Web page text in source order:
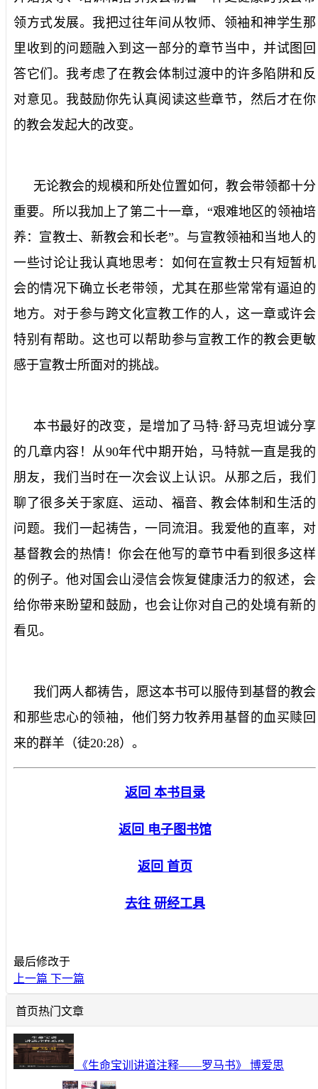
领方式发展。我把过往年间从牧师、领袖和神学生那
里收到的问题融入到这一部分的章节当中，并试图回
答它们。我考虑了在教会体制过渡中的许多陷阱和反
对意见。我鼓励你先认真阅读这些章节，然后才在你
的教会发起大的改变。
无论教会的规模和所处位置如何，教会带领都十分
重要。所以我加上了第二十一章，“艰难地区的领袖培
养：宣教士、新教会和长老”。与宣教领袖和当地人的
一些讨论让我认真地思考：如何在宣教士只有短暂机
会的情况下确立长老带领，尤其在那些常常有逼迫的
地方。对于参与跨文化宣教工作的人，这一章或许会
特别有帮助。这也可以帮助参与宣教工作的教会更敏
感于宣教士所面对的挑战。
本书最好的改变，是增加了马特·舒马克坦诚分享
的几章内容！从90年代中期开始，马特就一直是我的
朋友，我们当时在一次会议上认识。从那之后，我们
聊了很多关于家庭、运动、福音、教会体制和生活的
问题。我们一起祷告，一同流泪。我爱他的直率，对
基督教会的热情！你会在他写的章节中看到很多这样
的例子。他对国会山浸信会恢复健康活力的叙述，会
给你带来盼望和鼓励，也会让你对自己的处境有新的
看见。
我们两人都祷告，愿这本书可以服侍到基督的教会
和那些忠心的领袖，他们努力牧养用基督的血买赎回
来的群羊（徒20:28）。
返回 本书目录
返回 电子图书馆
返回 首页
去往 研经工具
最后修改于
上一篇 下一篇
首页热门文章
《生命宝训讲道注释——罗马书》 博爱思